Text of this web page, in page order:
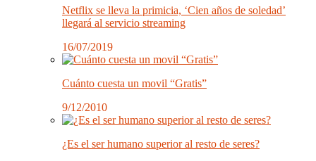
Netflix se lleva la primicia, ‘Cien años de soledad’
llegará al servicio streaming
16/07/2019
Cuánto cuesta un movil “Gratis”
9/12/2010
¿Es el ser humano superior al resto de seres?